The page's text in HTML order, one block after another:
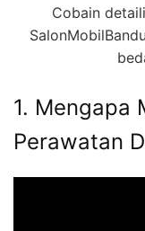
Cobain
1. Mengapa
Perawatan